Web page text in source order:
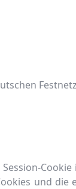
und